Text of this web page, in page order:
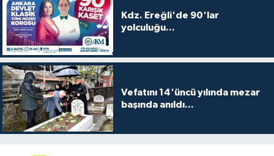
Kdz. Ereğli'de 90'lar
yolculuğu...
Vefatını 14'üncü yılında mezar
başında anıldı...